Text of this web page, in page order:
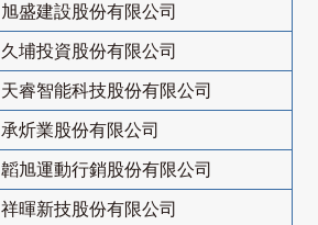
旭盛建設股份有限公司
久埔投資股份有限公司
天睿智能科技股份有限公司
承炘業股份有限公司
韜旭運動行銷股份有限公司
祥暉新技股份有限公司